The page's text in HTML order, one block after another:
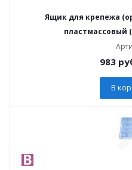
Ящик для крепежа
пластмассовый
983
В